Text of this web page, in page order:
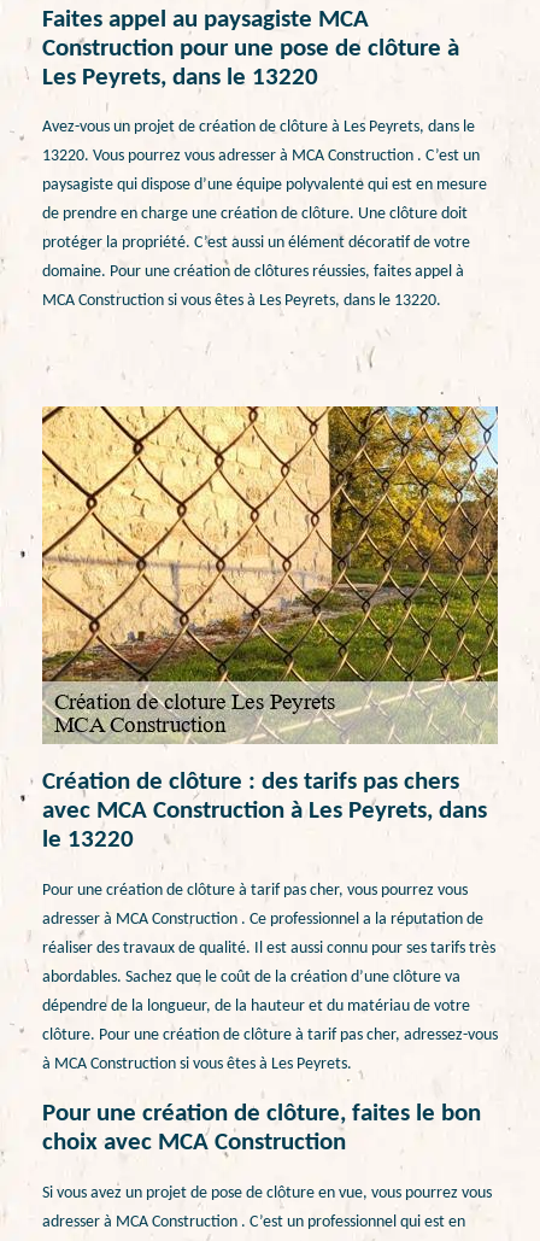
Faites appel au paysagiste MCA
Construction pour une pose de clôture à
Les Peyrets, dans le 13220
Avez-vous un projet de création de clôture à Les Peyrets, dans le
13220. Vous pourrez vous adresser à MCA Construction . C’est un
paysagiste qui dispose d’une équipe polyvalente qui est en mesure
de prendre en charge une création de clôture. Une clôture doit
protéger la propriété. C’est aussi un élément décoratif de votre
domaine. Pour une création de clôtures réussies, faites appel à
MCA Construction si vous êtes à Les Peyrets, dans le 13220.
Création de clôture : des tarifs pas chers
avec MCA Construction à Les Peyrets, dans
le 13220
Pour une création de clôture à tarif pas cher, vous pourrez vous
adresser à MCA Construction . Ce professionnel a la réputation de
réaliser des travaux de qualité. Il est aussi connu pour ses tarifs très
abordables. Sachez que le coût de la création d’une clôture va
dépendre de la longueur, de la hauteur et du matériau de votre
clôture. Pour une création de clôture à tarif pas cher, adressez-vous
à MCA Construction si vous êtes à Les Peyrets.
Pour une création de clôture, faites le bon
choix avec MCA Construction
Si vous avez un projet de pose de clôture en vue, vous pourrez vous
adresser à MCA Construction . C’est un professionnel qui est en